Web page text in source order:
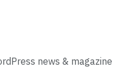
news & magazine